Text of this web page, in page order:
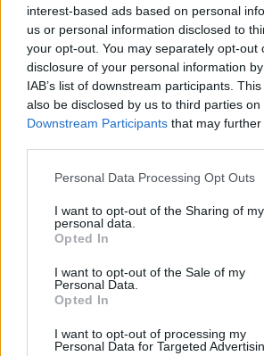
interest-based ads based on personal
us or personal information disclosed to
your opt-out. You may separately opt-out
disclosure of your personal information
IAB’s list of downstream participants.
also be disclosed by us to third parties on
Downstream Participants that may
Personal Data Processing Opt Outs
I want to opt-out of the Sharing of my
personal data.
Opted In
I want to opt-out of the Sale of my
Personal Data.
Opted In
I want to opt-out of processing my
Personal Data for Targeted
Στις συναντήσεις
ενίσχυσης των εμπορικών και
δεσμών και συμφωνήθηκαν
για τη συντονισμένη
επιχειρήσεων των δύο
προσέλκυση επενδύσεων,
δημιουργία συνεργειών και
ακόμη σημαντικότερων
Διαβάστε επίσης:
αποτελέσματα και ισχυρές
μετόχους
Κλάδος προϊόντων φυτικής